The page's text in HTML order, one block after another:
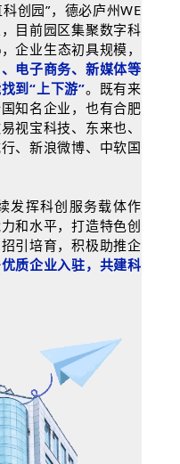
创园”，德必庐州WE
目前园区集聚数字科
企业生态初具规模，
电子商务、新媒体等
到“上下游”。既有来
知名企业，也有合肥
视宝科技、东来也、
、新浪微博、中软国
发挥科创服务载体作
和水平，打造特色创
引培育，积极助推企
质企业入驻，共建科